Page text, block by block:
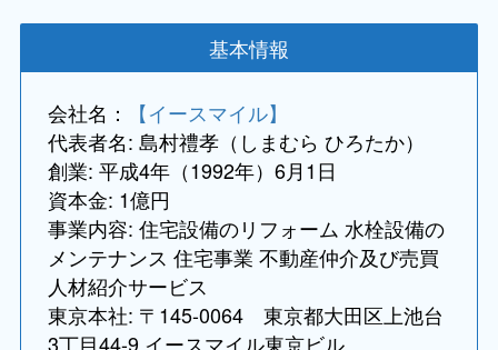
基本情報
会社名：
【イースマイル】
代表者名: 島村禮孝（しまむら ひろたか）
創業: 平成4年（1992年）6月1日
資本金: 1億円
事業内容: 住宅設備のリフォーム 水栓設備の
メンテナンス 住宅事業 不動産仲介及び売買
人材紹介サービス
東京本社: 〒145-0064 東京都大田区上池台
3丁目44-9 イースマイル東京ビル